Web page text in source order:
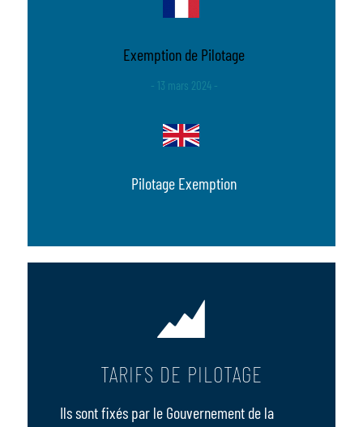
Exemption de Pilotage
- 13 mars 2024 -
Pilotage Exemption
TARIFS DE PILOTAGE
Ils sont fixés par le Gouvernement de la